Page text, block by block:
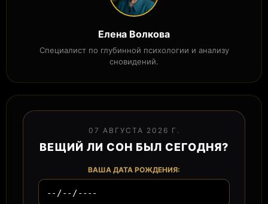
Елена Волкова
Специалист по глубинной психологии и анализу
сновидений.
07 АВГУСТА 2026 Г.
ВЕЩИЙ ЛИ СОН БЫЛ СЕГОДНЯ?
ВАША ДАТА РОЖДЕНИЯ: